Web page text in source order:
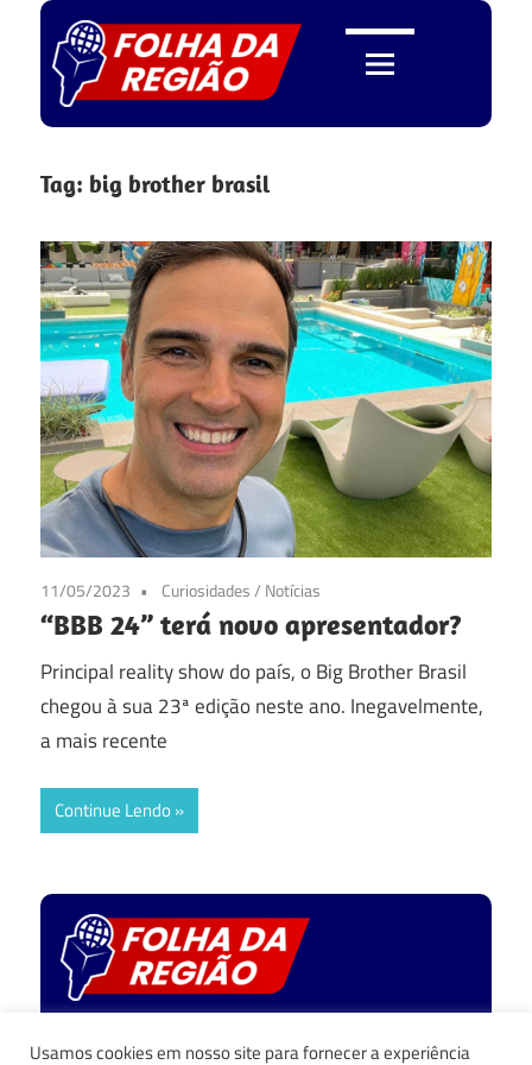
Skip
to
content
Folha
da
Região
Tag: big brother brasil
11/05/2023 Curiosidades/ Notícias
“BBB 24” terá novo apresentador?
Principal reality show do país, o Big Brother Brasil
chegou à sua 23ª edição neste ano. Inegavelmente,
a mais recente
Continue Lendo
Usamos cookies em nosso site para fornecer a experiência